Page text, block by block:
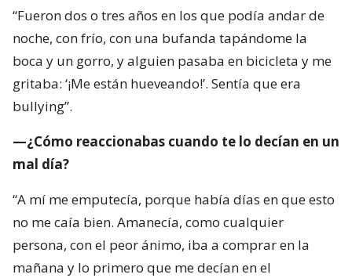
“Fueron dos o tres años en los que podía andar de
noche, con frío, con una bufanda tapándome la
boca y un gorro, y alguien pasaba en bicicleta y me
gritaba: ‘¡Me están hueveando!’. Sentía que era
bullying”.
—¿Cómo reaccionabas cuando te lo decían en un
mal día?
“A mí me emputecía, porque había días en que esto
no me caía bien. Amanecía, como cualquier
persona, con el peor ánimo, iba a comprar en la
mañana y lo primero que me decían en el